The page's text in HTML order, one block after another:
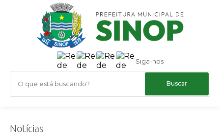
Siga-nos
O que está buscando?
Notícias